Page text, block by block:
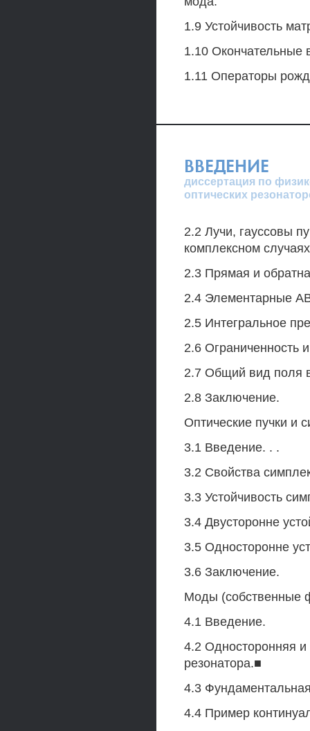
1.9 Устойчивость
1.10
1.11 Операторы
ВВЕДЕНИЕ
диссертация по
оптических
2.2 Лучи, гауссовы
комплексном
2.3 Прямая и
2.4 Элементарные
2.5 Интегральное
2.6 Ограниченность
2.7 Общий вид поля
2.8 Заключение.
Оптические пучки и
3.1 Введение. . .
3.2 Свойства
3.3 Устойчивость
3.4 Двусторонне
3.5 Односторонне
3.6 Заключение.
Моды (собственные
4.1 Введение.
4.2 Односторонняя и
резонатора.■
4.3
4.4 Пример